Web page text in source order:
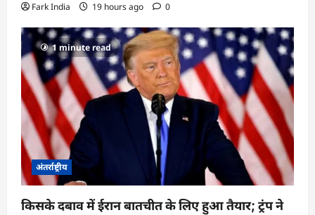
Fark India 19 hours ago 0
1 minute read
अंतर्राष्ट्रीय
किसके दबाव में ईरान बातचीत के लिए हुआ तैयार; ट्रंप ने